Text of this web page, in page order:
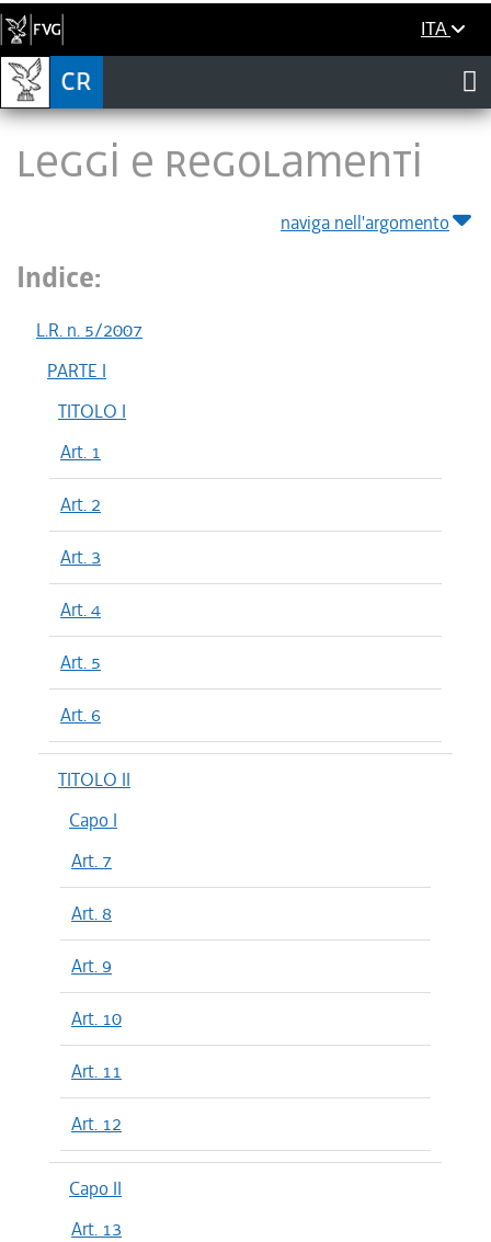
ITA
LEGGI E REGOLAMENTI
naviga nell'argomento
Indice:
L.R. n. 5/2007
PARTE I
TITOLO I
Art. 1
Art. 2
Art. 3
Art. 4
Art. 5
Art. 6
TITOLO II
Capo I
Art. 7
Art. 8
Art. 9
Art. 10
Art. 11
Art. 12
Capo II
Art. 13